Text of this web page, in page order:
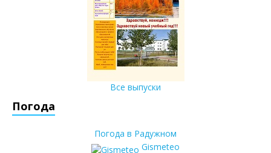
Все выпуски
Погода
Погода в Радужном
Gismeteo